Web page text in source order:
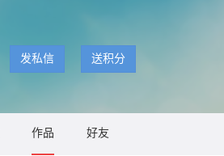
发私信 送积分
作品 好友